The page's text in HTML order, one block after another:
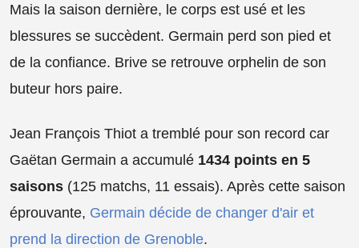
Mais la saison dernière, le corps est usé et les
blessures se succèdent. Germain perd son pied et
de la confiance. Brive se retrouve orphelin de son
buteur hors paire.
Jean François Thiot a tremblé pour son record car
Gaëtan Germain a accumulé 1434 points en 5
saisons (125 matchs, 11 essais). Après cette saison
éprouvante, Germain décide de changer d'air et
prend la direction de Grenoble.